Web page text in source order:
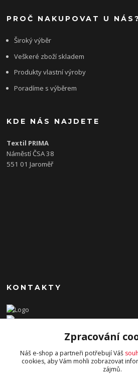
PROČ NAKUPOVAT U NÁS?
Široký výběr
Veškeré zboží skladem
Produkty vlastní výroby
Poradíme s výběrem
KDE NÁS NAJDETE
Textil PRIMA
Náměstí ČSA 38
551 01 Jaroměř
KONTAKTY
kasalova@helltcha.com
Zpracování
Náš e-shop a partneři potřebují Váš
cookies, aby Vám mohli zobrazovat
zájmů.